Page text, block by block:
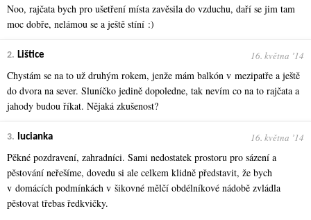
Noo, rajčata bych pro ušetření místa zavěsila do vzduchu, daří se jim tam
moc dobře, nelámou se a ještě stíní :)
2. Lištice 16. května ʼ14
Chystám se na to už druhým rokem, jenže mám balkón v mezipatře a ještě
do dvora na sever. Sluníčko jedině dopoledne, tak nevím co na to rajčata a
jahody budou říkat. Nějaká zkušenost?
3. lucianka 16. května ʼ14
Pěkné pozdravení, zahradníci. Sami nedostatek prostoru pro sázení a
pěstování neřešíme, dovedu si ale celkem klidně představit, že bych
v domácích podmínkách v šikovné mělčí obdélníkové nádobě zvládla
pěstovat třebas ředkvičky.